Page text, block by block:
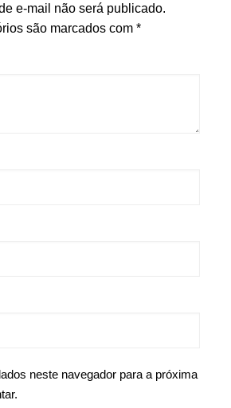
e-mail não será publicado.
são marcados com *
neste navegador para a próxima